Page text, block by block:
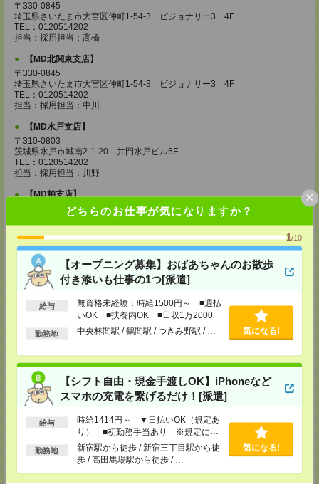
どちらのお仕事が気になりますか？
1/10
【オープニング募集】おばあちゃんのお散歩
付き添いも仕事の1つ[派遣]
給与
無資格未経験：時給1500円～ ■週払
いOK ■扶養内OK ■日収1万2000円
以上
勤務地 中央林間駅 / 鶴間駅 / つきみ野駅 / … 気になる!
【シフト自由・現金手渡しOK】iPhoneなど
スマホの充電を繋げるだけ！[派遣]
給与
時給1414円～ ▼日払いOK（規定あ
り） ■初勤務手当あり ※規定によ
る
勤務地
新宿駅から徒歩 / 新宿三丁目駅から徒
歩 / 高田馬場駅から徒歩 / …
気になる!
×
〒330-0845
埼玉県さいたま市大宮区仲町1-54-3 ビジョナリー3 4F
TEL：0120514202
担当：採用担当：高橋
【MD北関東支店】
〒330-0845
埼玉県さいたま市大宮区仲町1-54-3 ビジョナリー3 4F
TEL：0120514202
担当：採用担当：中川
【MD水戸支店】
〒310-0803
茨城県水戸市城南2-1-20 井門水戸ビル5F
TEL：0120514202
担当：採用担当：川野
【MD柏支店】
千葉県柏市旭町1-12-2 エレル柏ビル6F
担当：採用担当：渡辺
【MD千葉支店】
〒260-0015
千葉県千葉市中央区富士見1-15-9 朝日生命千葉ビル4F
TEL：0120514202
担当：採用担当：椿森
【MD東京支店】
〒163-0630
東京都新宿区西新宿1-25-1 新宿センタービル30F
TEL：0120514202
担当：採用担当：三輪
【MD新宿支店】
〒163-0630
東京都新宿区西新宿1-25-1 新宿センタービル30F
TEL：0120514202
担当：採用担当：西川
【MD城南支店】